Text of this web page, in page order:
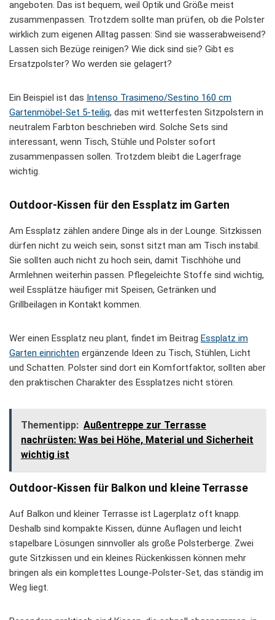
angeboten. Das ist bequem, weil Optik und Größe meist
zusammenpassen. Trotzdem sollte man prüfen, ob die Polster
wirklich zum eigenen Alltag passen: Sind sie wasserabweisend?
Lassen sich Bezüge reinigen? Wie dick sind sie? Gibt es
Ersatzpolster? Wo werden sie gelagert?
Ein Beispiel ist das Intenso Trasimeno/Sestino 160 cm
Gartenmöbel-Set 5-teilig, das mit wetterfesten Sitzpolstern in
neutralem Farbton beschrieben wird. Solche Sets sind
interessant, wenn Tisch, Stühle und Polster sofort
zusammenpassen sollen. Trotzdem bleibt die Lagerfrage
wichtig.
Outdoor-Kissen für den Essplatz im Garten
Am Essplatz zählen andere Dinge als in der Lounge. Sitzkissen
dürfen nicht zu weich sein, sonst sitzt man am Tisch instabil.
Sie sollten auch nicht zu hoch sein, damit Tischhöhe und
Armlehnen weiterhin passen. Pflegeleichte Stoffe sind wichtig,
weil Essplätze häufiger mit Speisen, Getränken und
Grillbeilagen in Kontakt kommen.
Wer einen Essplatz neu plant, findet im Beitrag Essplatz im
Garten einrichten ergänzende Ideen zu Tisch, Stühlen, Licht
und Schatten. Polster sind dort ein Komfortfaktor, sollten aber
den praktischen Charakter des Essplatzes nicht stören.
Thementipp: Außentreppe zur Terrasse
nachrüsten: Was bei Höhe, Material und Sicherheit
wichtig ist
Outdoor-Kissen für Balkon und kleine Terrasse
Auf Balkon und kleiner Terrasse ist Lagerplatz oft knapp.
Deshalb sind kompakte Kissen, dünne Auflagen und leicht
stapelbare Lösungen sinnvoller als große Polsterberge. Zwei
gute Sitzkissen und ein kleines Rückenkissen können mehr
bringen als ein komplettes Lounge-Polster-Set, das ständig im
Weg liegt.